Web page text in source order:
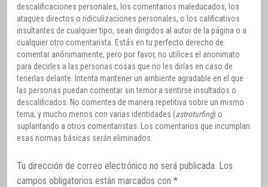
descalificaciones personales, los comentarios maleducados, los
ataques directos o ridiculizaciones personales, o los calificativos
insultantes de cualquier tipo, sean dirigidos al autor de la página o a
cualquier otro comentarista. Estás en tu perfecto derecho de
comentar anónimamente, pero por favor, no utilices el anonimato
para decirles a las personas cosas que no les dirías en caso de
tenerlas delante. Intenta mantener un ambiente agradable en el que
las personas puedan comentar sin temor a sentirse insultados o
descalificados. No comentes de manera repetitiva sobre un mismo
tema, y mucho menos con varias identidades (astroturfing) o
suplantando a otros comentaristas. Los comentarios que incumplan
esas normas básicas serán eliminados.
Tu dirección de correo electrónico no será publicada. Los
campos obligatorios están marcados con *